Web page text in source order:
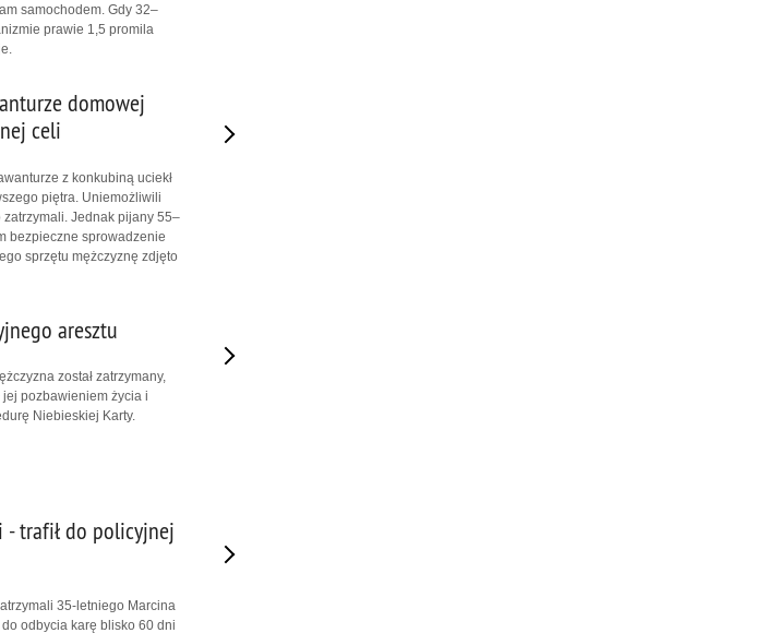
samochodem. Gdy 32–
prawie 1,5 promila
domowej
celi
z konkubiną uciekł
piętra. Uniemożliwili
Jednak pijany 55–
bezpieczne sprowadzenie
sprzętu mężczyznę zdjęto
aresztu
został zatrzymany,
jej pozbawieniem życia i
Niebieskiej Karty.
- trafił do policyjnej
35-letniego Marcina
odbycia karę blisko 60 dni